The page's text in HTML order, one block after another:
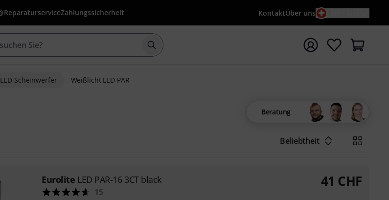
ReparaturserviceZahlungssicherheit KontaktÜber uns
Suche mit Suchwort {searchTerm} starten
LED Scheinwerfer Weißlicht LED PAR
Beratung
Beliebtheit
Eurolite LED PAR-16 3CT black
15
41 CHF